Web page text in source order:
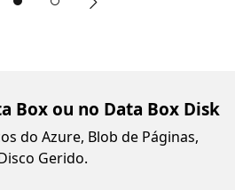
slide Next slide
Box ou no Data Box Disk
do Azure, Blob de Páginas,
Gerido.